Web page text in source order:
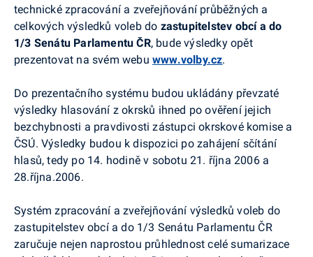
technické zpracování a zveřejňování průběžných a
celkových výsledků voleb do zastupitelstev obcí a do
1/3 Senátu Parlamentu ČR, bude výsledky opět
prezentovat na svém webu www.volby.cz.
Do prezentačního systému budou ukládány převzaté
výsledky hlasování z okrsků ihned po ověření jejich
bezchybnosti a pravdivosti zástupci okrskové komise a
ČSÚ. Výsledky budou k dispozici po zahájení sčítání
hlasů, tedy po 14. hodiněv sobotu 21. října 2006 a
28.října.2006.
Systém zpracování a zveřejňování výsledků voleb do
zastupitelstev obcí a do 1/3 Senátu Parlamentu ČR
zaručuje nejen naprostou průhlednost celé sumarizace